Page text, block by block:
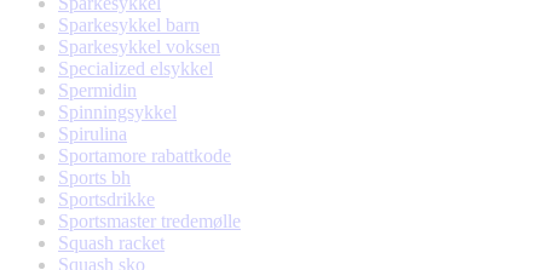
Sparkesykkel barn
Sparkesykkel voksen
Specialized elsykkel
Spermidin
Spinningsykkel
Spirulina
Sportamore rabattkode
Sports bh
Sportsdrikke
Sportsmaster tredemølle
Squash racket
Squash sko